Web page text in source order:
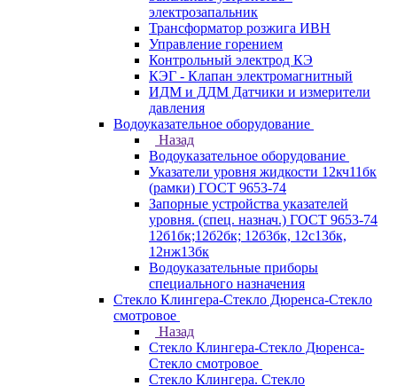
электрозапальник
Трансформатор розжига ИВН
Управление горением
Контрольный электрод КЭ
КЭГ - Клапан электромагнитный
ИДМ и ДДМ Датчики и измерители
давления
Водоуказательное оборудование
Назад
Водоуказательное оборудование
Указатели уровня жидкости 12кч11бк
(рамки) ГОСТ 9653-74
Запорные устройства указателей
уровня. (спец. назнач.) ГОСТ 9653-74
12б1бк;12б2бк; 12б3бк, 12с13бк,
12нж13бк
Водоуказательные приборы
специального назначения
Стекло Клингера-Стекло Дюренса-Стекло
смотровое
Назад
Стекло Клингера-Стекло Дюренса-
Стекло смотровое
Стекло Клингера. Стекло